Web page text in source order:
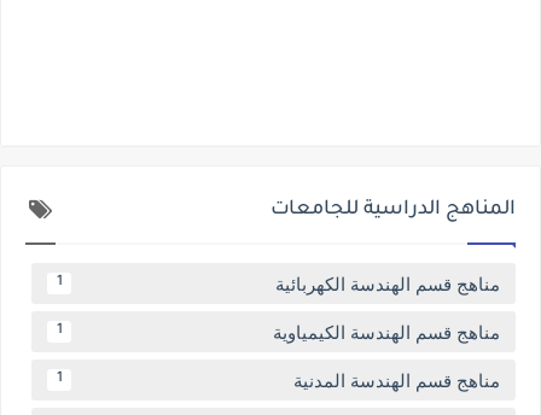
المناهج الدراسية للجامعات
مناهج قسم الهندسة الكهربائية 1
مناهج قسم الهندسة الكيمياوية 1
مناهج قسم الهندسة المدنية 1